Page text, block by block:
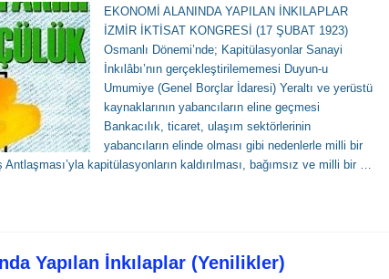
EKONOMİ ALANINDA YAPILAN İNKILAPLAR
İZMİR İKTİSAT KONGRESİ (17 ŞUBAT 1923)
Osmanlı Dönemi’nde; Kapitülasyonlar Sanayi
İnkılâbı’nın gerçekleştirilememesi Duyun-u
Umumiye (Genel Borçlar İdaresi) Yeraltı ve yerüstü
kaynaklarının yabancıların eline geçmesi
Bankacılık, ticaret, ulaşım sektörlerinin
yabancıların elinde olması gibi nedenlerle milli bir
kapitülasyonların kaldırılması, bağımsız ve milli bir …
Yapılan İnkılaplar (Yenilikler)